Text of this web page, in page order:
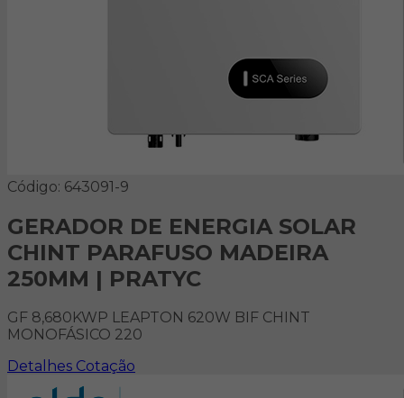
Código: 643091-9
GERADOR DE ENERGIA SOLAR
CHINT PARAFUSO MADEIRA
250MM | PRATYC
GF 8,680KWP LEAPTON 620W BIF CHINT
MONOFÁSICO 220
Detalhes Cotação